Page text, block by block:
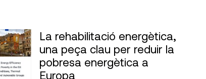
La rehabilitació energètica,
una peça clau per reduir la
pobresa energètica a
Europa